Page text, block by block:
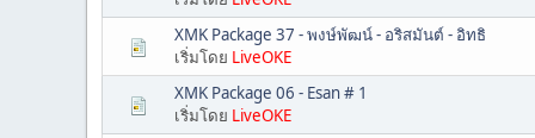
XMK Package 37 - พงษ์พัฒน์ - อริสมันต์ - อิทธิ
เริ่มโดย LiveOKE
XMK Package 06 - Esan # 1
เริ่มโดย LiveOKE